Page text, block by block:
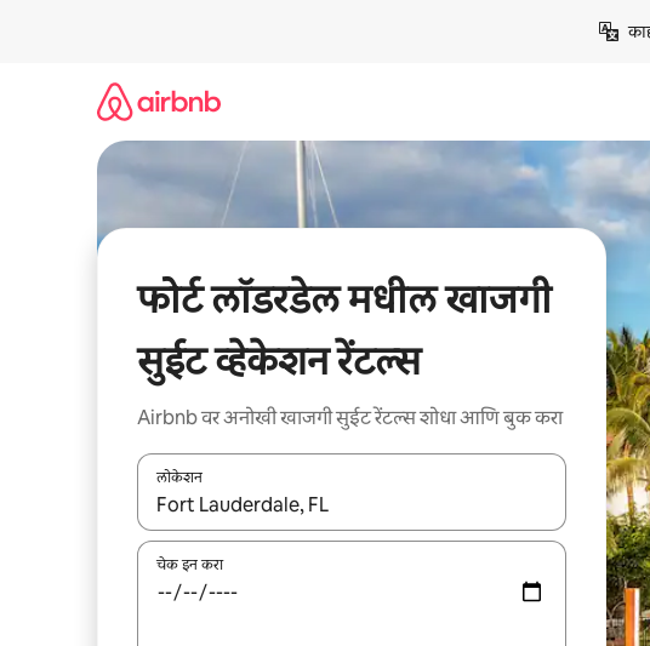
फोर्ट लॉडरडेल मधील खाजगी
सुईट व्हेकेशन रेंटल्स
Airbnb वर अनोखी खाजगी सुईट रेंटल्स शोधा आणि बुक करा
लोकेशन
जेव्हा परिणाम उपलब्ध असतील, तेव्हा वरच्या आणि खाली बाणांच्या किजसह
चेक इन करा